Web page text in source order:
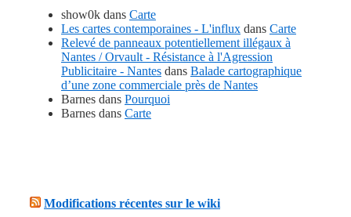
show0k dans Carte
Les cartes contemporaines - L'influx dans Carte
Relevé de panneaux potentiellement illégaux à
Nantes / Orvault - Résistance à l'Agression
Publicitaire - Nantes dans Balade cartographique
d’une zone commerciale près de Nantes
Barnes dans Pourquoi
Barnes dans Carte
Modifications récentes sur le wiki